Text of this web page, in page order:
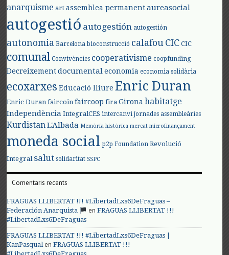
anarquisme art assemblea permanent aureasocial
autogestió autogestión autogestión
autonomia Barcelona bioconstrucció calafouCIC CIC
comunal Convivències cooperativisme coopfunding
Decreixement documental economia economia solidària
ecoxarxes Educació lliure Enric Duran
Enric Duran faircoin faircoop fira Girona habitatge
Independència IntegralCES intercanvi jornades assembleàries
KurdistanL'Albada Memòria històrica mercat microfinançament
moneda social p2p Foundation Revolució
Integral salut solidaritat SSPC
Comentaris recents
FRAGUAS LLIBERTAT !!! #LibertadLxs6DeFraguas –
Federación Anarquista
enFRAGUAS LLIBERTAT !!!
#LibertadLxs6DeFraguas
FRAGUAS LLIBERTAT !!! #LibertadLxs6DeFraguas |
KanPasqualenFRAGUAS LLIBERTAT !!!